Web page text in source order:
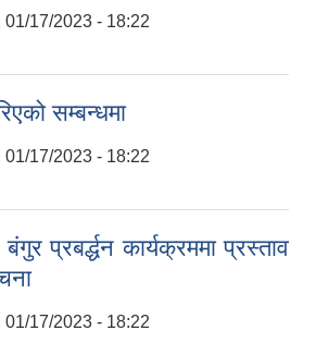
01/17/2023 - 18:22
सम्बन्धमा
01/17/2023 - 18:22
प्रबर्द्धन कार्यक्रममा प्रस्ताव
01/17/2023 - 18:22